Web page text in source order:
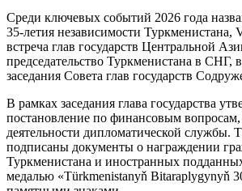
Среди ключевых событий 2026 года
35-летия независимости Туркменистана,
встреча глав государств Центральной
председательство Туркменистана в СНГ,
заседания Совета глав государств
В рамках заседания глава государства
постановление по финансовым
деятельности дипломатической службы.
подписаны документы о награждении
Туркменистана и иностранных
медалью «Türkmenistanyň Bitaraplygynyň